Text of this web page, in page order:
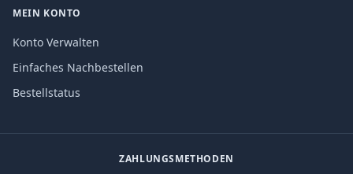
MEIN KONTO
Konto Verwalten
Einfaches Nachbestellen
Bestellstatus
ZAHLUNGSMETHODEN